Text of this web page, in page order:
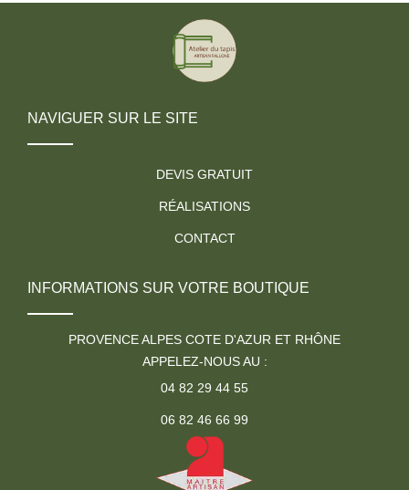
NAVIGUER SUR LE SITE
DEVIS GRATUIT
RÉALISATIONS
CONTACT
INFORMATIONS SUR VOTRE BOUTIQUE
PROVENCE ALPES COTE D'AZUR ET RHÔNE
APPELEZ-NOUS AU :
04 82 29 44 55
06 82 46 66 99